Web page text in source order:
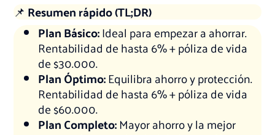
📌 Resumen rápido (TL;DR)
Plan Básico:Ideal para empezar a ahorrar.
Rentabilidad de hasta 6% + póliza de vida
de $30.000.
Plan Óptimo:Equilibra ahorro y protección.
Rentabilidad de hasta 6% + póliza de vida
de $60.000.
Plan Completo:Mayor ahorro y la mejor